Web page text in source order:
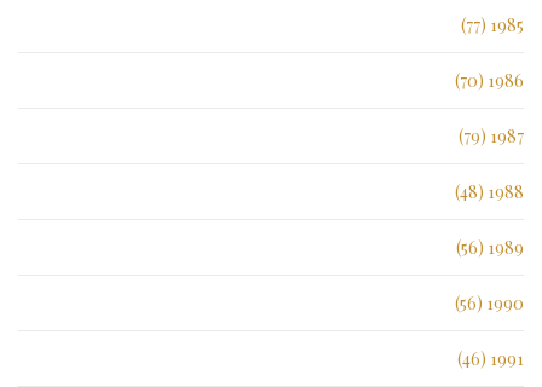
1985 (77)
1986 (70)
1987 (79)
1988 (48)
1989 (56)
1990 (56)
1991 (46)